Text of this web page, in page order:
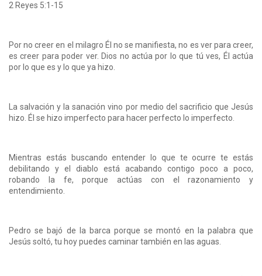
2 Reyes 5:1-15
Por no creer en el milagro Él no se manifiesta, no es ver para creer,
es creer para poder ver. Dios no actúa por lo que tú ves, Él actúa
por lo que es y lo que ya hizo.
La salvación y la sanación vino por medio del sacrificio que Jesús
hizo. Él se hizo imperfecto para hacer perfecto lo imperfecto.
Mientras estás buscando entender lo que te ocurre te estás
debilitando y el diablo está acabando contigo poco a poco,
robando la fe, porque actúas con el razonamiento y
entendimiento.
Pedro se bajó de la barca porque se montó en la palabra que
Jesús soltó, tu hoy puedes caminar también en las aguas.